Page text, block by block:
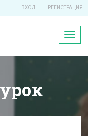
ВХОД РЕГИСТРАЦИЯ
урок